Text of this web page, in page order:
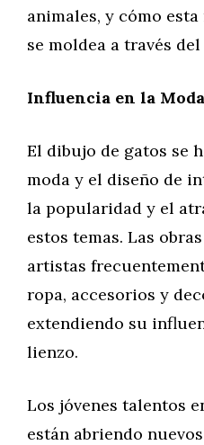
animales, y cómo
se moldea a través
Influencia en la
El dibujo de gatos se
moda y el diseño de
la popularidad y el
estos temas. Las
artistas
ropa, accesorios y
extendiendo su
lienzo.
Los jóvenes talentos
están abriendo